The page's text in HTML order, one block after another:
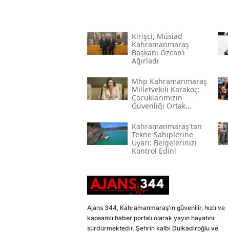
Kirişci, Müsi̇ad
Kahramanmaraş
Başkanı Özcan’ı
Ağırladı
Mhp Kahramanmaraş
Milletvekili Karakoç:
Çocuklarımızın
Güvenliği Ortak
Kahramanmaraş'tan
Tekne Sahiplerine
Uyarı: Belgelerinizi
Kontrol Edin!
Ajans 344, Kahramanmaraş'ın güvenilir, hızlı ve
kapsamlı haber portalı olarak yayın hayatını
sürdürmektedir. Şehrin kalbi Dulkadiroğlu ve